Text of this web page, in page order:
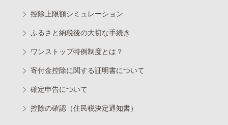
控除上限額シミュレーション
ふるさと納税後の大切な手続き
ワンストップ特例制度とは？
寄付金控除に関する証明書について
確定申告について
控除の確認（住民税決定通知書）